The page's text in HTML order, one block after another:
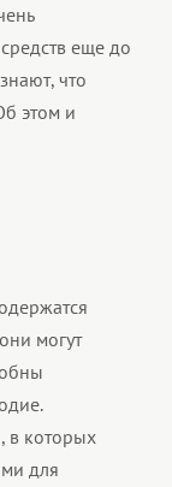
еще до
что
этом и
могут
в которых
для